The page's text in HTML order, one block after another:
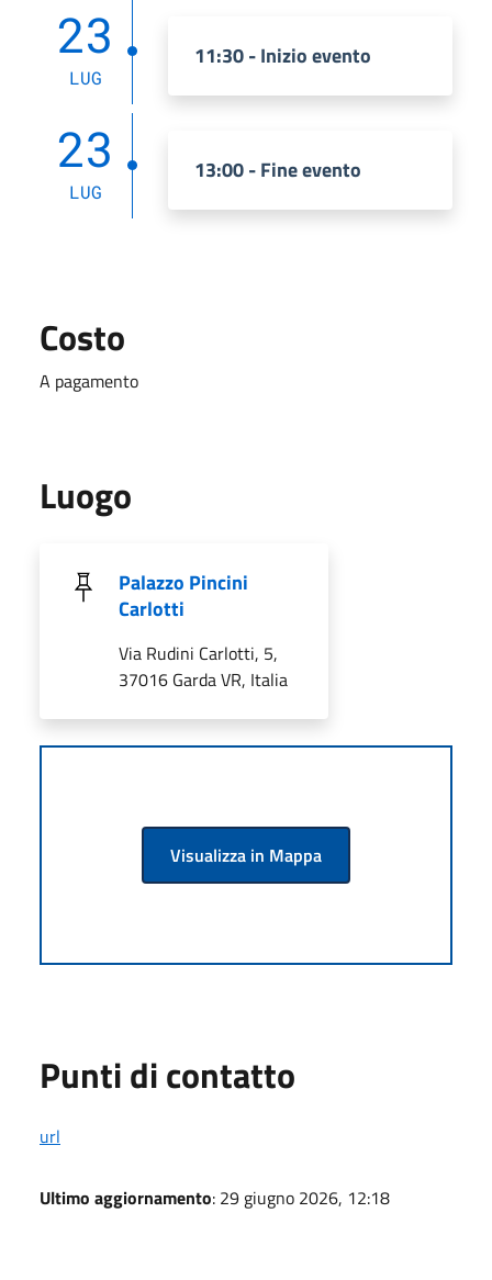
23
LUG
11:30 - Inizio evento
23
LUG
13:00 - Fine evento
Costo
A pagamento
Luogo
Palazzo Pincini
Carlotti
Via Rudini Carlotti, 5,
37016 Garda VR, Italia
Visualizza in Mappa
Punti di contatto
url
Ultimo aggiornamento: 29 giugno 2026, 12:18